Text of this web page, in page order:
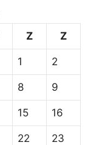
Z Z
1 2
8 9
15 16
22 23